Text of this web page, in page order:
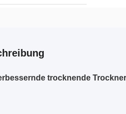
trocknende